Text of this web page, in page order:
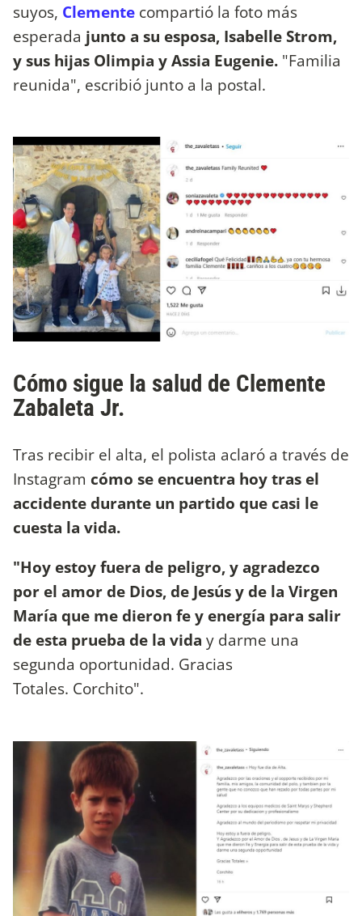
suyos, Clemente compartió la foto más
esperada junto a su esposa, Isabelle Strom,
y sus hijas Olimpia y Assia Eugenie. "Familia
reunida", escribió junto a la postal.
Cómo sigue la salud de Clemente
Zabaleta Jr.
Tras recibir el alta, el polista aclaró a través de
Instagram cómo se encuentra hoy tras el
accidente durante un partido que casi le
cuesta la vida.
"Hoy estoy fuera de peligro, y agradezco
por el amor de Dios, de Jesús y de la Virgen
María que me dieron fe y energía para salir
de esta prueba de la vida y darme una
segunda oportunidad. Gracias
Totales. Corchito".